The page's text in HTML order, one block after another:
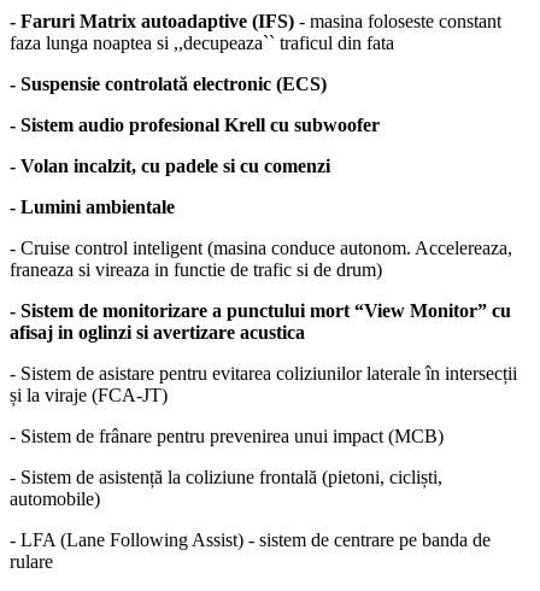
- Faruri Matrix autoadaptive (IFS) - masina foloseste constant
faza lunga noaptea si ,,decupeaza`` traficul din fata
- Suspensie controlată electronic (ECS)
- Sistem audio profesional Krell cu subwoofer
- Volan incalzit, cu padele si cu comenzi
- Lumini ambientale
- Cruise control inteligent (masina conduce autonom. Accelereaza,
franeaza si vireaza in functie de trafic si de drum)
- Sistem de monitorizare a punctului mort “View Monitor” cu
afisaj in oglinzi si avertizare acustica
- Sistem de asistare pentru evitarea coliziunilor laterale în intersecții
și la viraje (FCA-JT)
- Sistem de frânare pentru prevenirea unui impact (MCB)
- Sistem de asistență la coliziune frontală (pietoni, cicliști,
automobile)
- LFA (Lane Following Assist) - sistem de centrare pe banda de
rulare